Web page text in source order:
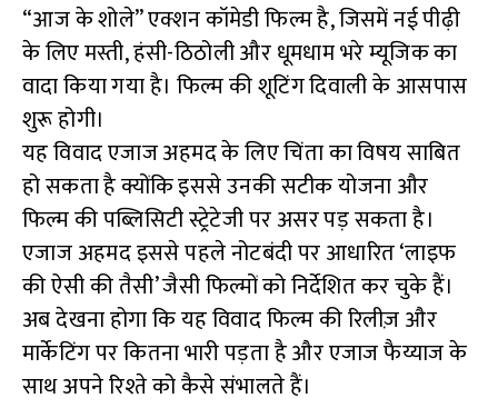
“आज के शोले” एक्शन कॉमेडी फिल्म है, जिसमें नई पीढ़ी
के लिए मस्ती, हंसी-ठिठोली और धूमधाम भरे म्यूजिक का
वादा किया गया है। फिल्म की शूटिंग दिवाली के आसपास
शुरू होगी।
यह विवाद एजाज अहमद के लिए चिंता का विषय साबित
हो सकता है क्योंकि इससे उनकी सटीक योजना और
फिल्म की पब्लिसिटी स्ट्रेटेजी पर असर पड़ सकता है।
एजाज अहमद इससे पहले नोटबंदी पर आधारित ‘लाइफ
की ऐसी की तैसी’ जैसी फिल्मों को निर्देशित कर चुके हैं।
अब देखना होगा कि यह विवाद फिल्म की रिलीज़ और
मार्केटिंग पर कितना भारी पड़ता है और एजाज फैय्याज के
साथ अपने रिश्ते को कैसे संभालते हैं।